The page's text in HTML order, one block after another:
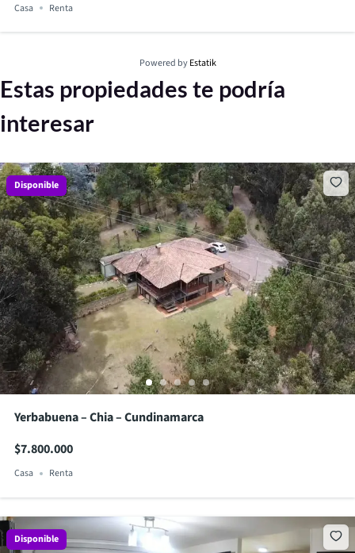
Casa Renta
Powered byEstatik
Estas propiedades te podría
interesar
Disponible
Yerbabuena – Chia – Cundinamarca
$7.800.000
Casa Renta
Disponible